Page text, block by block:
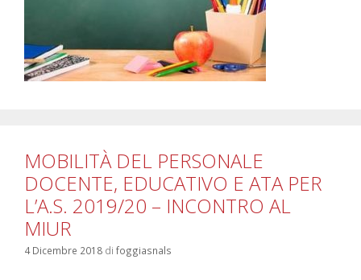
MOBILITÀ DEL PERSONALE
DOCENTE, EDUCATIVO E ATA PER
L’A.S. 2019/20 – INCONTRO AL
MIUR
4 Dicembre 2018 di foggiasnals